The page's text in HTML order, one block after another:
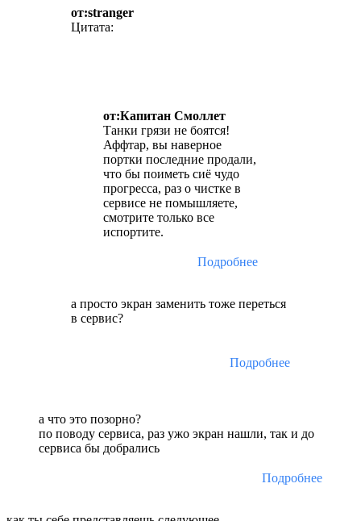
от:stranger
Цитата:
от:Капитан Смоллет
Танки грязи не боятся!
Аффтар, вы наверное
портки последние продали,
что бы поиметь сиё чудо
прогресса, раз о чистке в
сервисе не помышляете,
смотрите только все
испортите.
Подробнее
а просто экран заменить тоже переться
в сервис?
Подробнее
а что это позорно?
по поводу сервиса, раз ужо экран нашли, так и до
сервиса бы добрались
Подробнее